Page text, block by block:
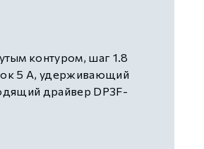
контуром, шаг 1.8
5 А, удерживающий
драйвер DP3F-